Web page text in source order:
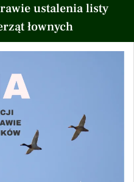
ustalenia listy
łownych